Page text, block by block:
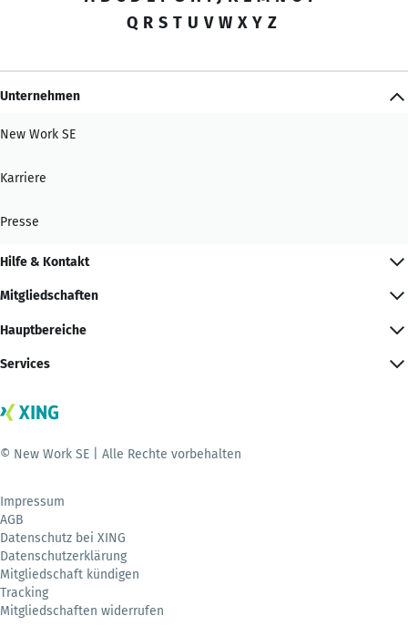
Q R S T U V W X Y Z
Unternehmen
New Work SE
Karriere
Presse
Hilfe & Kontakt
Mitgliedschaften
Hauptbereiche
Services
© New Work SE | Alle Rechte vorbehalten
Impressum
AGB
Datenschutz bei XING
Datenschutzerklärung
Mitgliedschaft kündigen
Tracking
Mitgliedschaften widerrufen